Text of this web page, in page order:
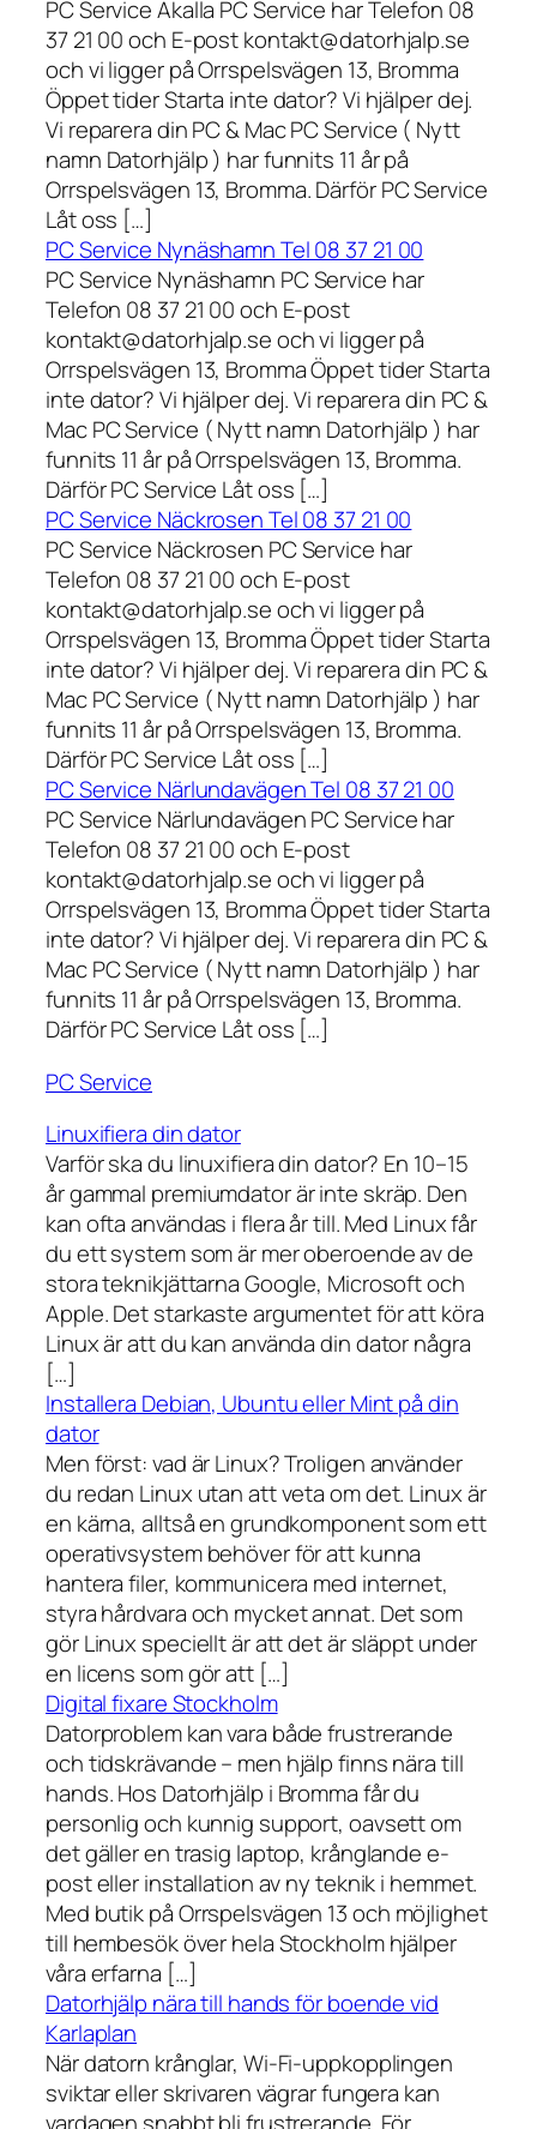
PC Service Akalla PC Service har Telefon 08
37 21 00 och E-post kontakt@datorhjalp.se
och vi ligger på Orrspelsvägen 13, Bromma
Öppet tider Starta inte dator? Vi hjälper dej.
Vi reparera din PC & Mac PC Service ( Nytt
namn Datorhjälp ) har funnits 11 år på
Orrspelsvägen 13, Bromma. Därför PC Service
Låt oss […]
PC Service Nynäshamn Tel 08 37 21 00
PC Service Nynäshamn PC Service har
Telefon 08 37 21 00 och E-post
kontakt@datorhjalp.se och vi ligger på
Orrspelsvägen 13, Bromma Öppet tider Starta
inte dator? Vi hjälper dej. Vi reparera din PC &
Mac PC Service ( Nytt namn Datorhjälp ) har
funnits 11 år på Orrspelsvägen 13, Bromma.
Därför PC Service Låt oss […]
PC Service Näckrosen Tel 08 37 21 00
PC Service Näckrosen PC Service har
Telefon 08 37 21 00 och E-post
kontakt@datorhjalp.se och vi ligger på
Orrspelsvägen 13, Bromma Öppet tider Starta
inte dator? Vi hjälper dej. Vi reparera din PC &
Mac PC Service ( Nytt namn Datorhjälp ) har
funnits 11 år på Orrspelsvägen 13, Bromma.
Därför PC Service Låt oss […]
PC Service Närlundavägen Tel 08 37 21 00
PC Service Närlundavägen PC Service har
Telefon 08 37 21 00 och E-post
kontakt@datorhjalp.se och vi ligger på
Orrspelsvägen 13, Bromma Öppet tider Starta
inte dator? Vi hjälper dej. Vi reparera din PC &
Mac PC Service ( Nytt namn Datorhjälp ) har
funnits 11 år på Orrspelsvägen 13, Bromma.
Därför PC Service Låt oss […]
PC Service
Linuxifiera din dator
Varför ska du linuxifiera din dator? En 10–15
år gammal premiumdator är inte skräp. Den
kan ofta användas i flera år till. Med Linux får
du ett system som är mer oberoende av de
stora teknikjättarna Google, Microsoft och
Apple. Det starkaste argumentet för att köra
Linux är att du kan använda din dator några
[…]
Installera Debian, Ubuntu eller Mint på din
dator
Men först: vad är Linux? Troligen använder
du redan Linux utan att veta om det. Linux är
en kärna, alltså en grundkomponent som ett
operativsystem behöver för att kunna
hantera filer, kommunicera med internet,
styra hårdvara och mycket annat. Det som
gör Linux speciellt är att det är släppt under
en licens som gör att […]
Digital fixare Stockholm
Datorproblem kan vara både frustrerande
och tidskrävande – men hjälp finns nära till
hands. Hos Datorhjälp i Bromma får du
personlig och kunnig support, oavsett om
det gäller en trasig laptop, krånglande e-
post eller installation av ny teknik i hemmet.
Med butik på Orrspelsvägen 13 och möjlighet
till hembesök över hela Stockholm hjälper
våra erfarna […]
Datorhjälp nära till hands för boende vid
Karlaplan
När datorn krånglar, Wi-Fi-uppkopplingen
sviktar eller skrivaren vägrar fungera kan